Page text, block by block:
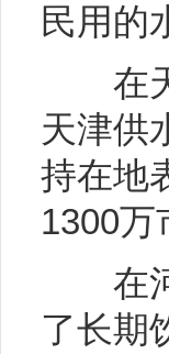
民用的
在天
天津供
持在地
1300万
在河
了长期